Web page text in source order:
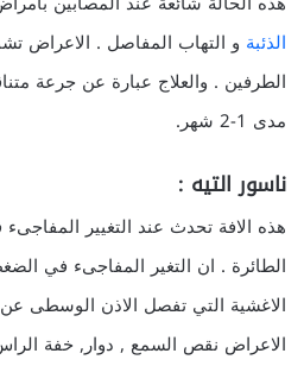
الذئبة و التهاب المفاصل .
الطرفين . والعلاج عبارة عن جرعة
مدى 1-2 شهر.
ناسور التيه :
هذه الافة تحدث عند التغيير
الطائرة . ان التغير المفاجىء في
الاغشية التي تفصل الاذن الوسطى عن
الاعراض نقص السمع , دوار, خفة الراس